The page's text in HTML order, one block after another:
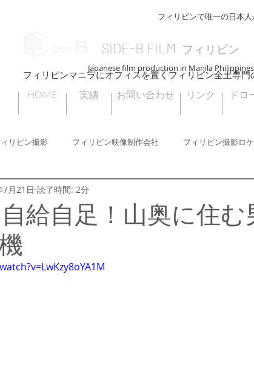
SIDE-B FILM フィリピン
フィリピンで唯一の日本
Japanese film production in Manila Philippines
フィリピンマニラにオフィスを置くフィリピン全土専
HOME 実績 お問い合わせ リンク ドロ
リピン撮影 フィリピン映像制作会社 フィリピン撮影ロ
フィリピンビデオグラファー
フィリピンの子どもたちの遊び
給自足！山奥に住む
7月21日 読了時間: 2分